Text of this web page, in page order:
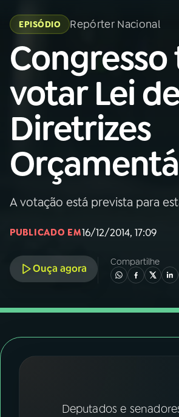
Buscar
na
Rádio
Nacional
AO VIVO
01INÍCIO
02A RÁDIO
03PROGRAMAÇÃO
05PODCASTS
FESTIVAL DE MÚSICA
na
Rádio
EPISÓDIO Repórter Nacional
votar Lei
Diretrizes
A votação está prevista para
PUBLICADO EM16/12/2014, 17:09
Ouça agora
Compartilhe
Deputados e